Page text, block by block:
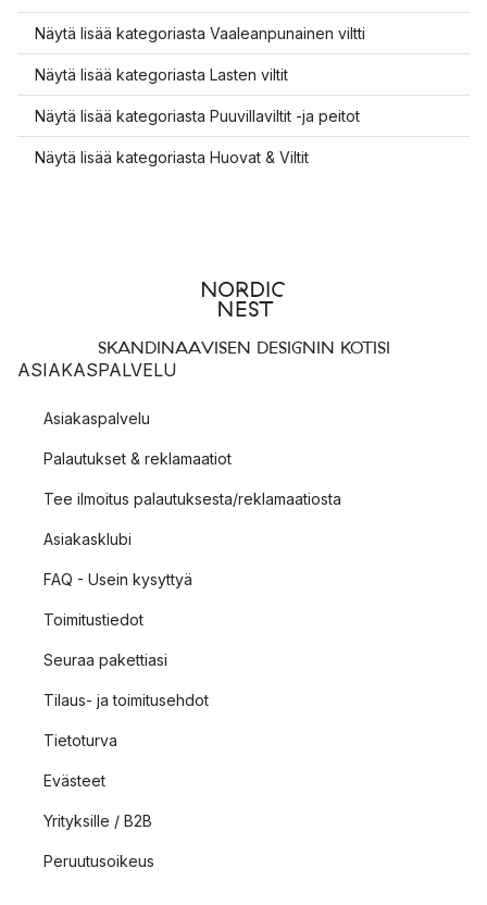
Näytä lisää kategoriasta Vaaleanpunainen viltti
Näytä lisää kategoriasta Lasten viltit
Näytä lisää kategoriasta Puuvillaviltit -ja peitot
Näytä lisää kategoriasta Huovat & Viltit
SKANDINAAVISEN DESIGNIN KOTISI
ASIAKASPALVELU
Asiakaspalvelu
Palautukset & reklamaatiot
Tee ilmoitus palautuksesta/reklamaatiosta
Asiakasklubi
FAQ - Usein kysyttyä
Toimitustiedot
Seuraa pakettiasi
Tilaus- ja toimitusehdot
Tietoturva
Evästeet
Yrityksille / B2B
Peruutusoikeus